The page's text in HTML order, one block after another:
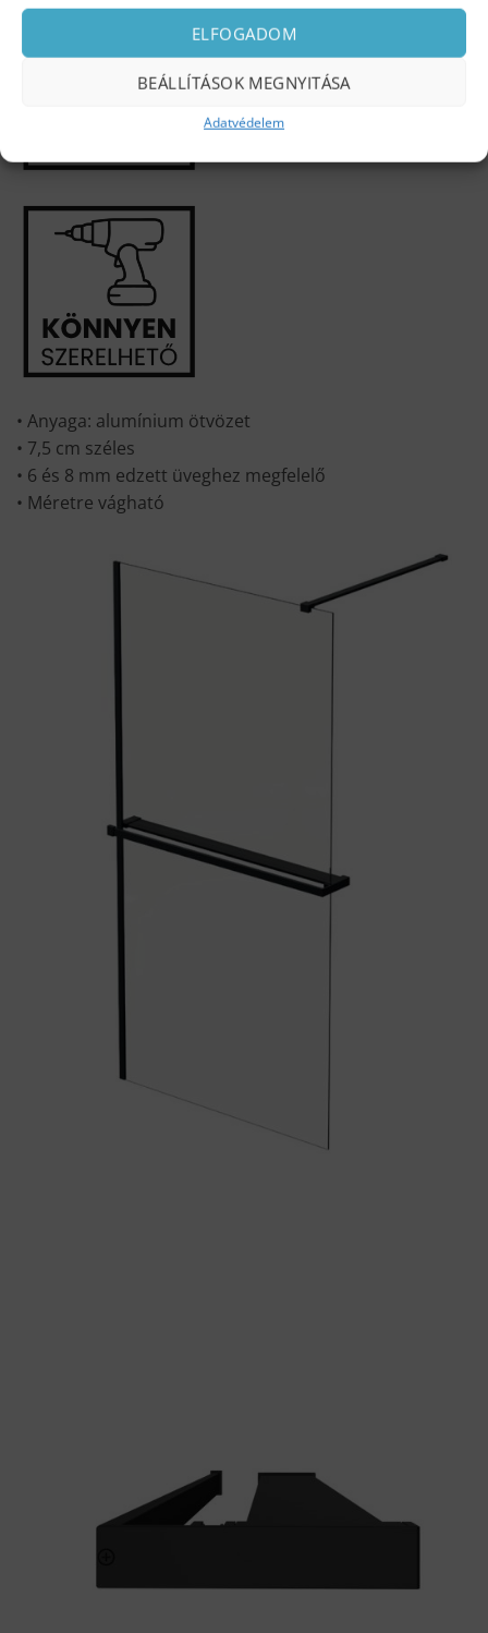
ELFOGADOM
BEÁLLÍTÁSOK MEGNYITÁSA
Adatvédelem
• Anyaga: alumínium ötvözet
• 7,5 cm széles
• 6 és 8 mm edzett üveghez megfelelő
• Méretre vágható